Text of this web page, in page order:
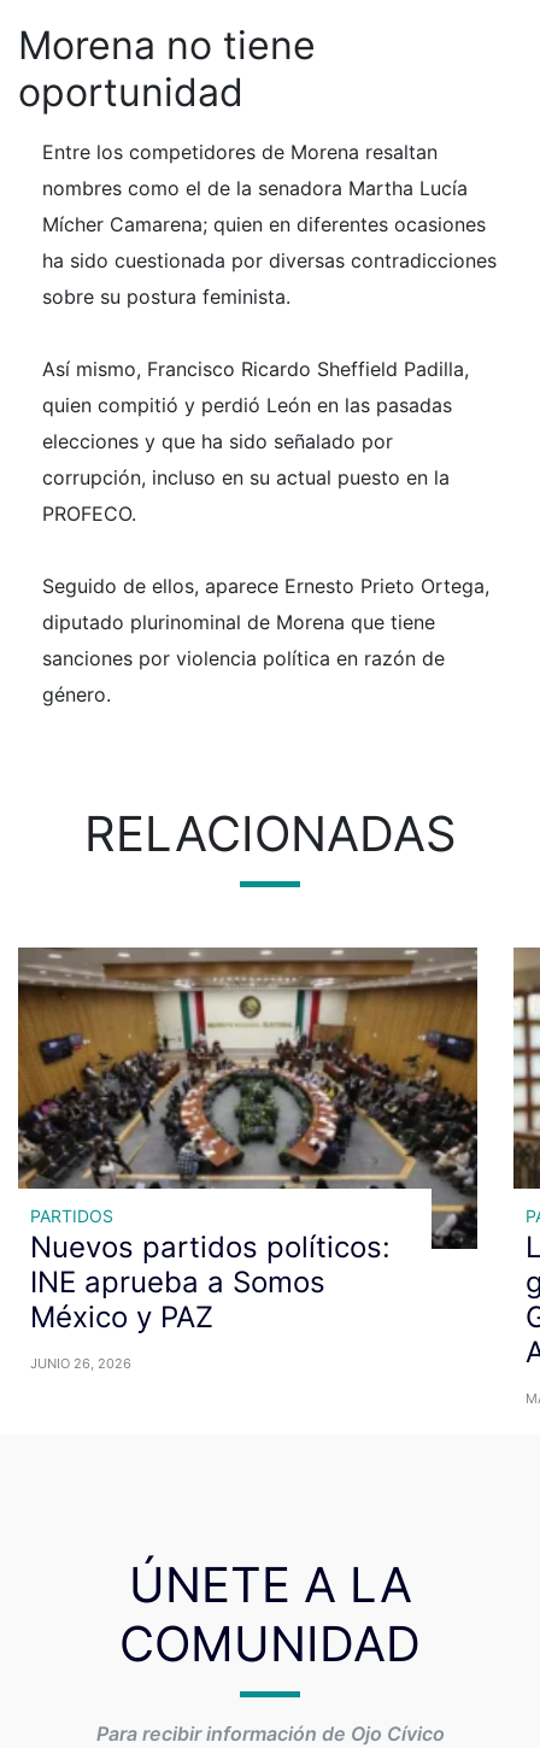
Morena no tiene
oportunidad
Entre los competidores de Morena resaltan
nombres como el de la senadora Martha Lucía
Mícher Camarena; quien en diferentes ocasiones
ha sido cuestionada por diversas contradicciones
sobre su postura feminista.
Así mismo, Francisco Ricardo Sheffield Padilla,
quien compitió y perdió León en las pasadas
elecciones y que ha sido señalado por
corrupción, incluso en su actual puesto en la
PROFECO.
Seguido de ellos, aparece Ernesto Prieto Ortega,
diputado plurinominal de Morena que tiene
sanciones por violencia política en razón de
género.
RELACIONADAS
PARTIDOS
Nuevos partidos políticos:
INE aprueba a Somos
México y PAZ
JUNIO 26, 2026
ÚNETE A LA
COMUNIDAD
Para recibir información de Ojo Cívico